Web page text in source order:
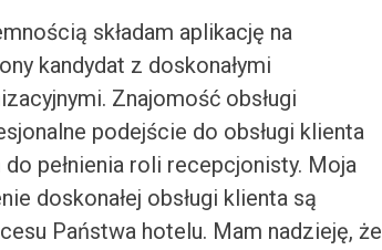
składam aplikację na
kandydat z doskonałymi
Znajomość obsługi
podejście do obsługi klienta
pełnienia roli recepcjonisty. Moja
doskonałej obsługi klienta są
Państwa hotelu. Mam nadzieję, że